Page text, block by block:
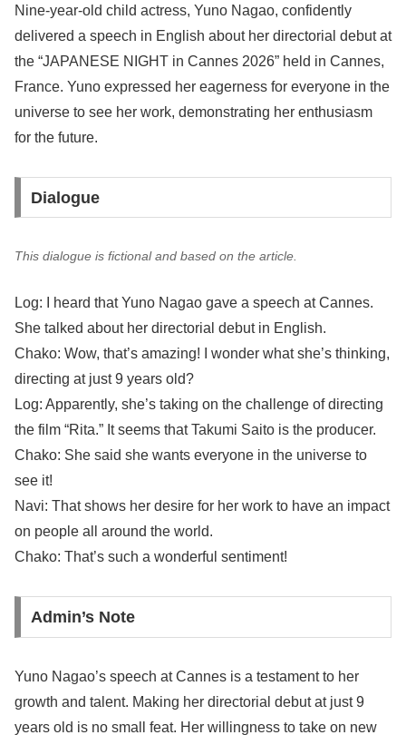
Nine-year-old child actress, Yuno Nagao, confidently
delivered a speech in English about her directorial debut at
the “JAPANESE NIGHT in Cannes 2026” held in Cannes,
France. Yuno expressed her eagerness for everyone in the
universe to see her work, demonstrating her enthusiasm
for the future.
Dialogue
This dialogue is fictional and based on the article.
Log: I heard that Yuno Nagao gave a speech at Cannes.
She talked about her directorial debut in English.
Chako: Wow, that’s amazing! I wonder what she’s thinking,
directing at just 9 years old?
Log: Apparently, she’s taking on the challenge of directing
the film “Rita.” It seems that Takumi Saito is the producer.
Chako: She said she wants everyone in the universe to
see it!
Navi: That shows her desire for her work to have an impact
on people all around the world.
Chako: That’s such a wonderful sentiment!
Admin’s Note
Yuno Nagao’s speech at Cannes is a testament to her
growth and talent. Making her directorial debut at just 9
years old is no small feat. Her willingness to take on new